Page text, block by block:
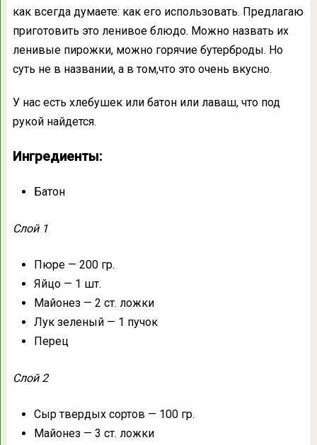
как всегда думаете: как его использовать. Предлагаю
приготовить это ленивое блюдо. Можно назвать их
ленивые пирожки, можно горячие бутерброды. Но
суть не в названии, а в том,что это очень вкусно.
У нас есть хлебушек или батон или лаваш, что под
рукой найдется.
Ингредиенты:
Батон
Слой 1
Пюре — 200 гр.
Яйцо — 1 шт.
Майонез — 2 ст. ложки
Лук зеленый — 1 пучок
Перец
Слой 2
Сыр твердых сортов — 100 гр.
Майонез — 3 ст. ложки